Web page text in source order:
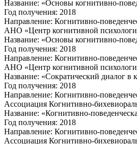
Название: «Основы когнитивно-
Год получения: 2018
Направление: Когнитивно-
АНО «Центр когнитивной
Название: «Основы когнитивно-
Год получения: 2018
Направление: Когнитивно-
АНО «Центр когнитивной
Название: «Сократический диалог в
Год получения: 2018
Направление: Когнитивно-
Ассоциация Когнитивно-
Название: «Когнитивно-
Год получения: 2018
Направление: Когнитивно-
Ассоциация Когнитивно-